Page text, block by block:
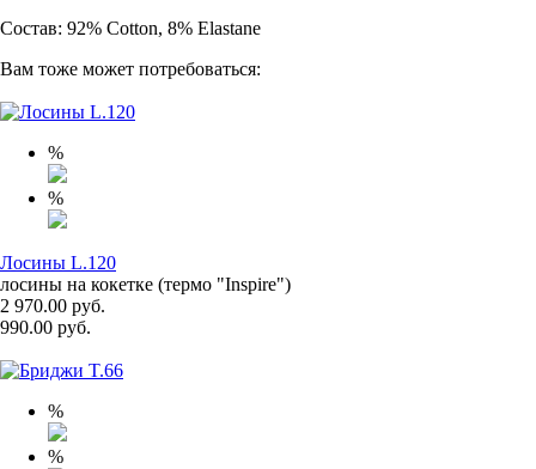
Состав: 92% Cotton, 8% Elastane
Вам тоже может потребоваться:
%
%
Лосины L.120
лосины на кокетке (термо "Inspire")
2 970.00 руб.
990.00 руб.
%
%